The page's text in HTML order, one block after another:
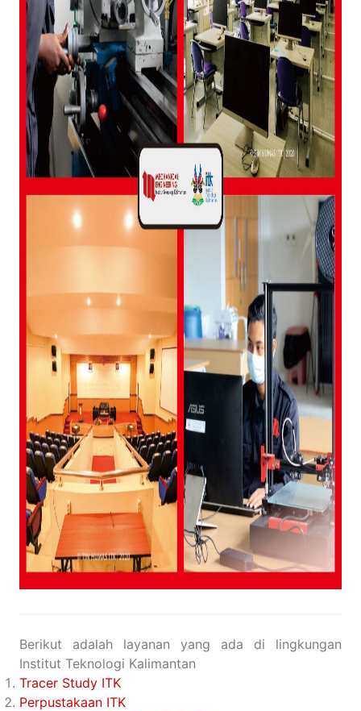
Berikut adalah layanan yang ada di lingkungan
Institut Teknologi Kalimantan
Tracer Study ITK
Perpustakaan ITK